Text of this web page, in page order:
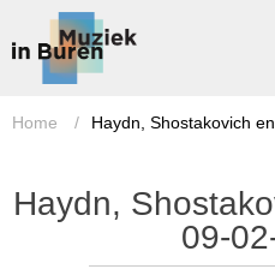
Home / Haydn, Shostakovich
Haydn,
09-